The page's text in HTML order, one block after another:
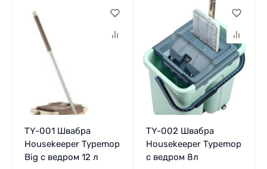
TY-001 Швабра
Housekeeper Typemop
Big с ведром 12 л
TY-002 Швабра
Housekeeper Typemop
с ведром 8л